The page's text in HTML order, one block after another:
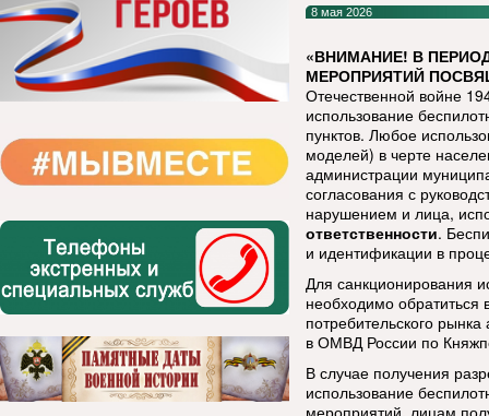
8 мая 2026
«ВНИМАНИЕ! В
МЕРОПРИЯТИЙ
Отечественной войне
использование
пунктов. Любое
моделей) в черте
администрации
согласования с
нарушением и лица,
ответственности.
и идентификации в
Для санкционирования
необходимо обратиться
потребительского
в ОМВД России по
В случае получения
использование
мероприятий, лицам